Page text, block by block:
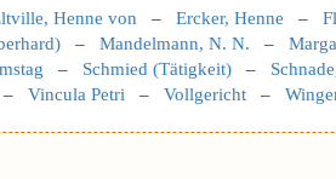
Henne von – Ercker, Henne –
– Mandelmann, N. N. –
– Schmied (Tätigkeit) –
– Vincula Petri – Vollgericht –